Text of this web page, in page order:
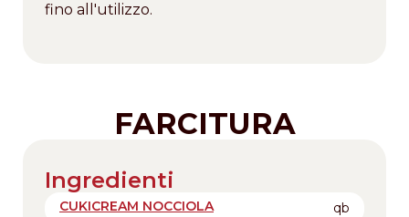
fino all'utilizzo.
FARCITURA
Ingredienti
CUKICREAM NOCCIOLA qb